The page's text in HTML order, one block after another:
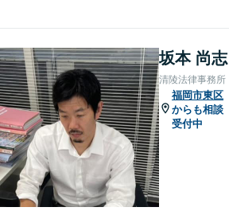
坂本 尚志
清陵法律事務所
福岡市東区
からも相談
受付中